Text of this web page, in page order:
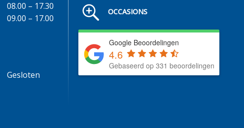
08.00 – 17.30
09.00 – 17.00
Gesloten
OCCASIONS
Google Beoordelingen
4.6
Gebaseerd op 331 beoordelingen